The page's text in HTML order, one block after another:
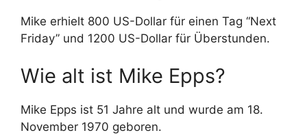
Mike erhielt 800 US-Dollar für einen Tag “Next
Friday” und 1200 US-Dollar für Überstunden.
Wie alt ist Mike Epps?
Mike Epps ist 51 Jahre alt und wurde am 18.
November 1970 geboren.